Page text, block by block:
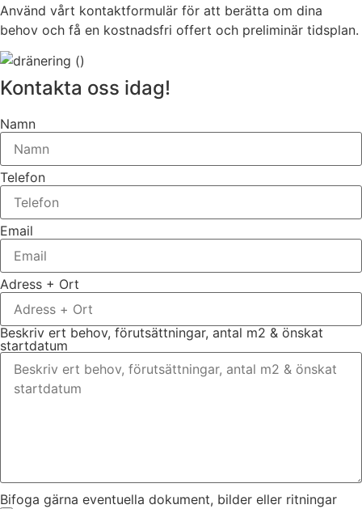
Använd vårt kontaktformulär för att berätta om dina
behov och få en kostnadsfri offert och preliminär tidsplan.
Kontakta oss idag!
Namn
Telefon
Email
Adress + Ort
Beskriv ert behov, förutsättningar, antal m2 & önskat
startdatum
Bifoga gärna eventuella dokument, bilder eller ritningar